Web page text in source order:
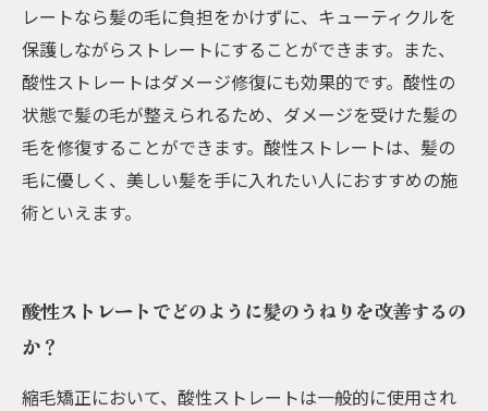
レートなら髪の毛に負担をかけずに、キューティクルを
保護しながらストレートにすることができます。また、
酸性ストレートはダメージ修復にも効果的です。酸性の
状態で髪の毛が整えられるため、ダメージを受けた髪の
毛を修復することができます。酸性ストレートは、髪の
毛に優しく、美しい髪を手に入れたい人におすすめの施
術といえます。
酸性ストレートでどのように髪のうねりを改善するの
か？
縮毛矯正において、酸性ストレートは一般的に使用され